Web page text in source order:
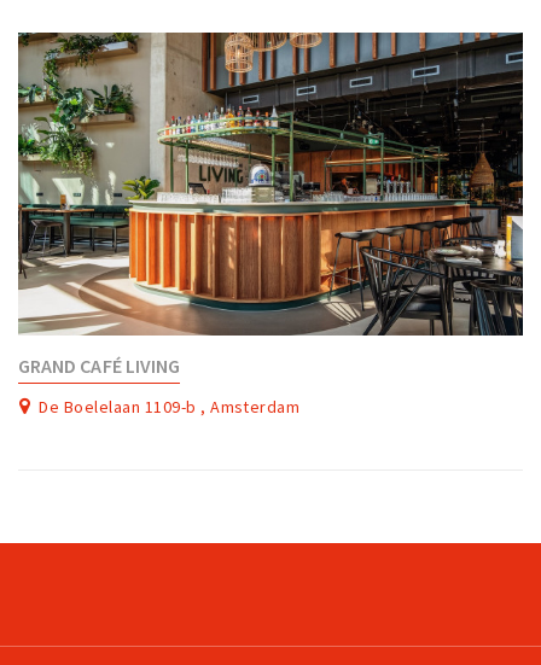
GRAND CAFÉ LIVING
De Boelelaan 1109-b , Amsterdam